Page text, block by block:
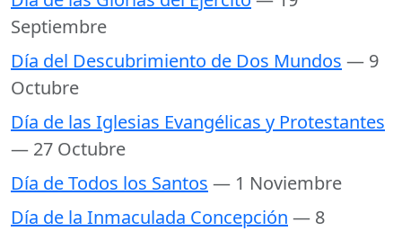
Septiembre
Día del Descubrimiento de Dos Mundos — 9
Octubre
Día de las Iglesias Evangélicas y Protestantes
— 27 Octubre
Día de Todos los Santos — 1 Noviembre
Día de la Inmaculada Concepción — 8